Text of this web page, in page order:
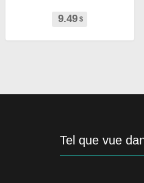
9.49 $
Tel que vue